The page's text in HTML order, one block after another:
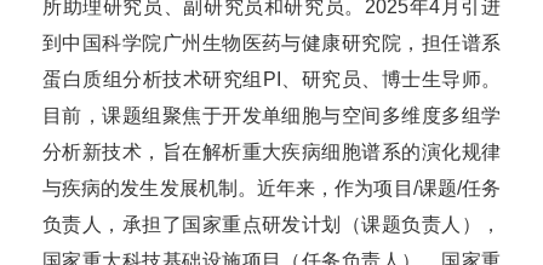
所助理研究员、副研究员和研究员。2025年4月引进
到中国科学院广州生物医药与健康研究院，担任谱系
蛋白质组分析技术研究组PI、研究员、博士生导师。
目前，课题组聚焦于开发单细胞与空间多维度多组学
分析新技术，旨在解析重大疾病细胞谱系的演化规律
与疾病的发生发展机制。近年来，作为项目/课题/任务
负责人，承担了国家重点研发计划（课题负责人），
国家重大科技基础设施项目（任务负责人）、国家重